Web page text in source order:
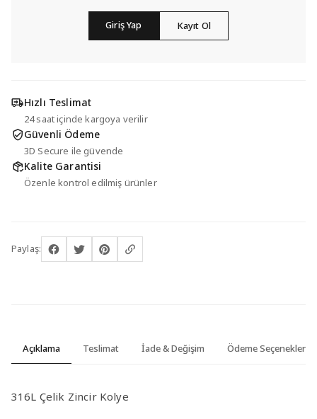
Giriş Yap Kayıt Ol
Hızlı Teslimat
24 saat içinde kargoya verilir
Güvenli Ödeme
3D Secure ile güvende
Kalite Garantisi
Özenle kontrol edilmiş ürünler
Paylaş:
Açıklama Teslimat İade & Değişim Ödeme Seçenekleri
316L Çelik Zincir Kolye